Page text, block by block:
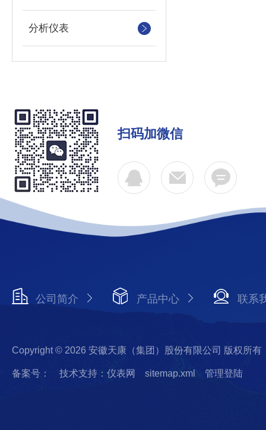
分析仪表
扫码加微信
公司简介 产品中心 联系
Copyright © 2026 安徽天康（集团）股份有限公司 版权所有
备案号： 技术支持：仪表网 sitemap.xml 管理登陆